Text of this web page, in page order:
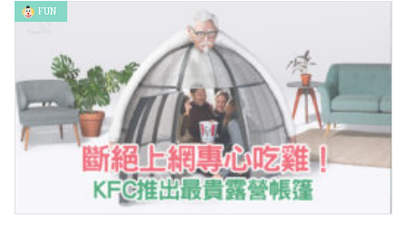
忠於原著造型！瞓懶覺睡衣look小新USB
FUN